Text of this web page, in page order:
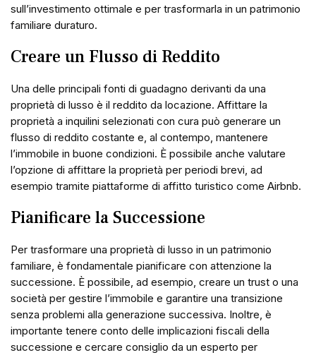
sull’investimento ottimale e per trasformarla in un patrimonio
familiare duraturo.
Creare un Flusso di Reddito
Una delle principali fonti di guadagno derivanti da una
proprietà di lusso è il reddito da locazione. Affittare la
proprietà a inquilini selezionati con cura può generare un
flusso di reddito costante e, al contempo, mantenere
l’immobile in buone condizioni. È possibile anche valutare
l’opzione di affittare la proprietà per periodi brevi, ad
esempio tramite piattaforme di affitto turistico come Airbnb.
Pianificare la Successione
Per trasformare una proprietà di lusso in un patrimonio
familiare, è fondamentale pianificare con attenzione la
successione. È possibile, ad esempio, creare un trust o una
società per gestire l’immobile e garantire una transizione
senza problemi alla generazione successiva. Inoltre, è
importante tenere conto delle implicazioni fiscali della
successione e cercare consiglio da un esperto per